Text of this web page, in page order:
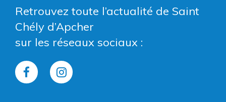
Retrouvez toute l’actualité de Saint
Chély d’Apcher
sur les réseaux sociaux :
Lien
Lien